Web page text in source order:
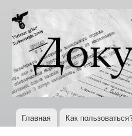
Документы
XX века
Всемирная
история в
Интернете
Главное меню
Главная Как